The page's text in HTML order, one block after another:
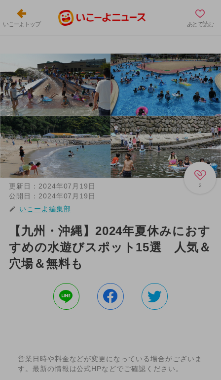
いこーよトップ あとで読む
2
更新日： 2024年07月19日
公開日： 2024年07月19日
いこーよ編集部
【九州・沖縄】2024年夏休みにおす
すめの水遊びスポット15選 人気＆
穴場＆無料も
営業日時や料金などが変更になっている場合がございま
す。最新の情報は公式HPなどでご確認ください。